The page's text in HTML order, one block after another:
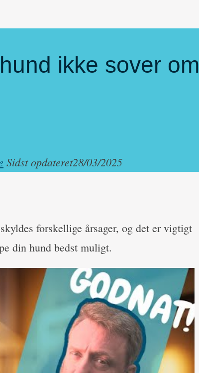
ikke sover om
Sidst opdateret28/03/2025
forskellige årsager, og det er vigtigt
din hund bedst muligt.